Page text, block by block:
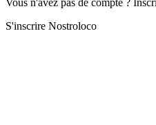
Vous n'avez pas de compte ?
S'inscrire Nostroloco